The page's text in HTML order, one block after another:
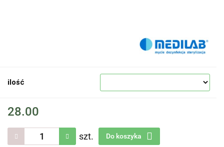
ilość
28.00
szt. Do koszyka